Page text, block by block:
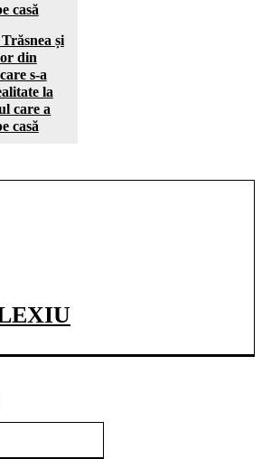
și
din
s-a
la
care a
casă